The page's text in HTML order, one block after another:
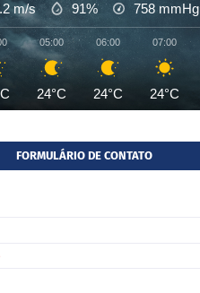
m/s 91% 758 mmHg
05:00
24°C
06:00
24°C
07:00
24°C
FORMULÁRIO DE CONTATO